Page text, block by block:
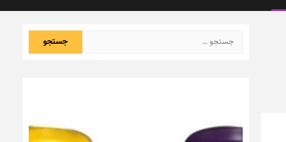
جستجو
برای: